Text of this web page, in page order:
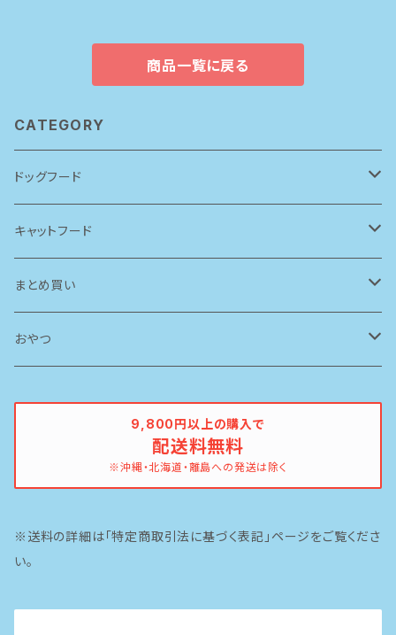
商品一覧に戻る
CATEGORY
ドッグフード
アーテミス(アガリクスI/S)
ソリッドゴールド
ブリスミックス
キャットフード
ルシャット
ソリッドゴールド
まとめ買い
ドッグフード
おやつ
魚
9,800円以上の購入で
配送料無料
※沖縄・北海道・離島への発送は除く
※送料の詳細は「特定商取引法に基づく表記」ページをご覧くださ
い。